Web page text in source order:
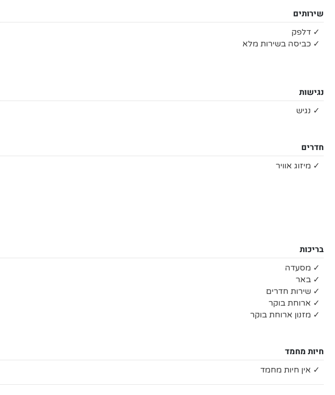
שירותים
✓ דלפק
✓ כביסה בשירות מלא
נגישות
✓ נגיש
חדרים
✓ מיזוג אוויר
בריכות
✓ מסעדה
✓ באר
✓ שירות חדרים
✓ ארוחת בוקר
✓ מזנון ארוחת בוקר
חיות מחמד
✓ אין חיות מחמד